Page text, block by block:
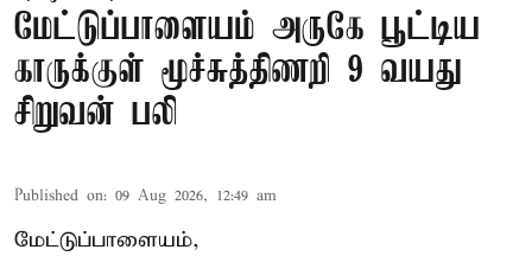
மேட்டுப்பாளையம் அருகே பூட்டிய
காருக்குள் மூச்சுத்திணறி 9 வயது
சிறுவன் பலி
Published on: 09 Aug 2026, 12:49 am
மேட்டுப்பாளையம்,